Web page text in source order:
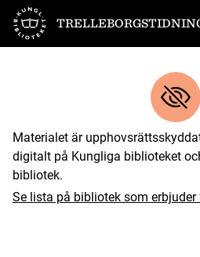
Till startsidan
Materialet är
digitalt på Kungliga biblioteket
bibliotek.
Se lista på bibliotek som